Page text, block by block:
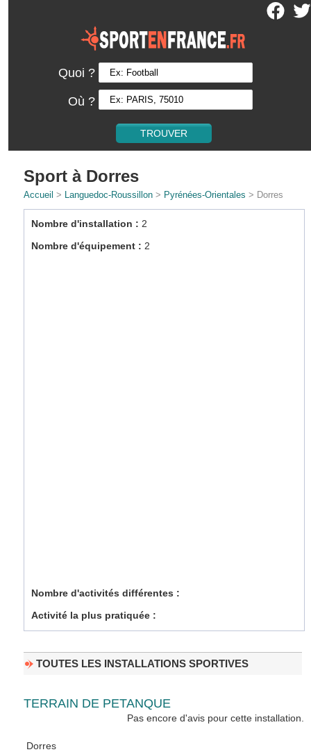
Quoi ?
Où ?
Sport à Dorres
Accueil > Languedoc-Roussillon > Pyrénées-Orientales > Dorres
Nombre d'installation : 2
Nombre d'équipement : 2
Nombre d'activités différentes :
Activité la plus pratiquée :
TOUTES LES INSTALLATIONS SPORTIVES
TERRAIN DE PETANQUE
Pas encore d'avis pour cette installation.
Dorres